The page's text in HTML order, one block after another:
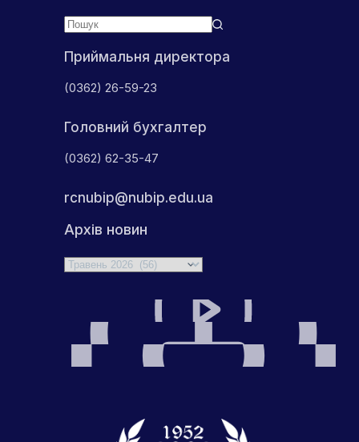
Приймальня директора
(0362) 26-59-23
Головний бухгалтер
(0362) 62-35-47
rcnubip@nubip.edu.ua
Архів новин
Архіви